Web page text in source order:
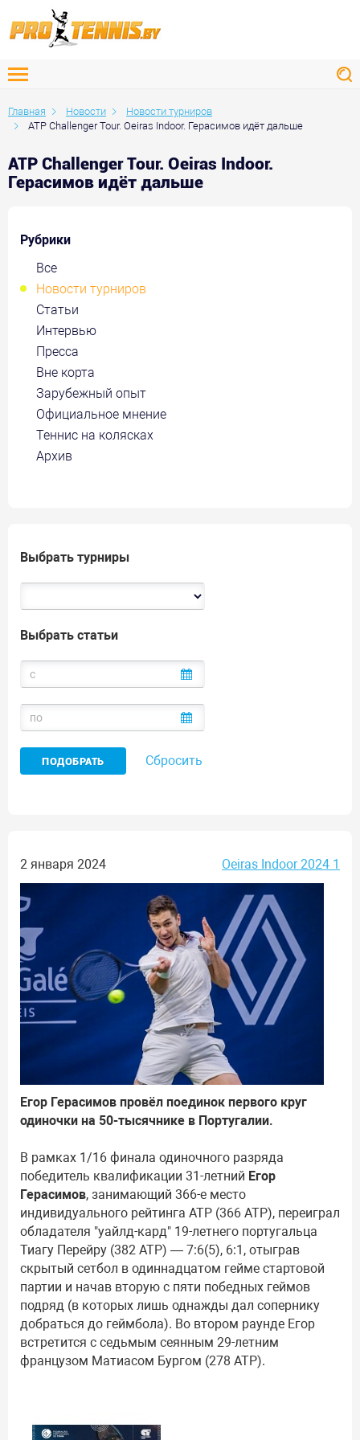
Главная Новости
Новости турниров
ATP Challenger Tour. Oeiras Indoor. Герасимов идёт дальше
ATP Challenger Tour. Oeiras Indoor.
Герасимов идёт дальше
Рубрики
Все
Новости турниров
Статьи
Интервью
Пресса
Вне корта
Зарубежный опыт
Официальное мнение
Теннис на колясках
Архив
Выбрать турниры
Выбрать статьи
Сбросить
2 января 2024 Oeiras Indoor 2024 1
Егор Герасимов провёл поединок первого круг
одиночки на 50-тысячнике в Португалии.
В рамках 1/16 финала одиночного разряда
победитель квалификации 31-летний Егор
Герасимов, занимающий 366-е место
индивидуального рейтинга ATP (366 ATP), переиграл
обладателя "уайлд-кард" 19-летнего португальца
Тиагу Перейру (382 ATP) — 7:6(5), 6:1, отыграв
скрытый сетбол в одиннадцатом гейме стартовой
партии и начав вторую с пяти победных геймов
подряд (в которых лишь однажды дал сопернику
добраться до геймбола). Во втором раунде Егор
встретится с седьмым сеянным 29-летним
французом Матиасом Бургом (278 ATP).